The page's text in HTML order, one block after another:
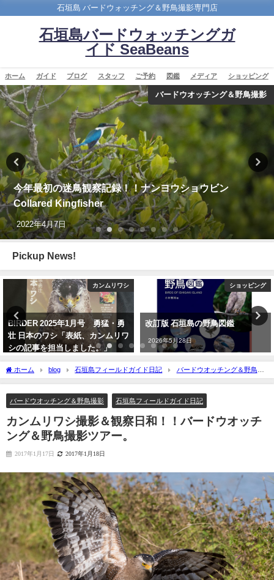
石垣島 バードウォッチング＆野鳥撮影専門店
石垣島バードウォッチングガ
イド SeaBeans
ホーム ガイド ブログ スタッフ ご予約 図鑑 メディア ショッピング
バードウオッチング＆野鳥撮影
沖縄タイムス朝刊「珍鳥 石垣にチベットウタツグミ／
国内で初確認」
2020年2月21日
Pickup News!
ショッピング
改訂版 石垣島の野鳥図鑑
2026年5月28日
YouTube
【日本初記録種（２例目）】 石垣
島初記録 ニシブッポウソウ
European roller
ホーム blog 石垣島フィールドガイド日記
バードウオッチング＆野鳥撮
影
カンムリワシ撮影＆観察日和！！バードウオッチング＆野鳥撮影ツアー。
バードウオッチング＆野鳥撮影 石垣島フィールドガイド日記
カンムリワシ撮影＆観察日和！！バードウオッチ
ング＆野鳥撮影ツアー。
2017年1月17日 2017年1月18日